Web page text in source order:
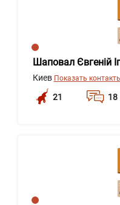
Шаповал Євгеній
Киев Показать
21 18